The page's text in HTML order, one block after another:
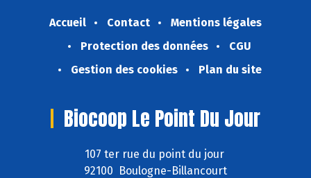
Accueil Contact
Mentions légales
Protection des données
CGU
Gestion des cookies
Plan du site
Biocoop Le Point Du Jour
107 ter rue du point du jour
92100 Boulogne-Billancourt